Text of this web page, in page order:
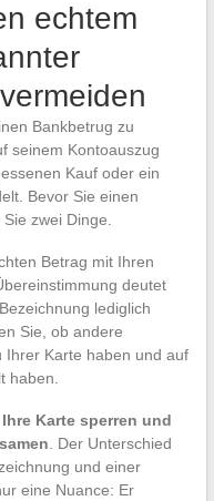
echtem
Bankbetrug zu
seinem Kontoauszug
Kauf oder ein
Bevor Sie einen
zwei Dinge.
Betrag mit Ihren
deutet
lediglich
Sie, ob andere
Ihrer Karte haben und auf
haben.
Karte sperren und
. Der Unterschied
und einer
eine Nuance: Er